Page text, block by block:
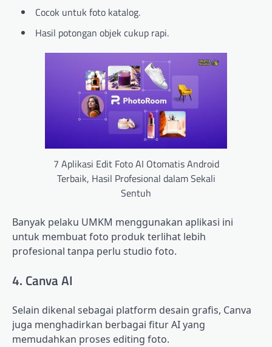
Cocok untuk foto katalog.
Hasil potongan objek cukup rapi.
7 Aplikasi Edit Foto AI Otomatis Android
Terbaik, Hasil Profesional dalam Sekali
Sentuh
Banyak pelaku UMKM menggunakan aplikasi ini
untuk membuat foto produk terlihat lebih
profesional tanpa perlu studio foto.
4. Canva AI
Selain dikenal sebagai platform desain grafis, Canva
juga menghadirkan berbagai fitur AI yang
memudahkan proses editing foto.